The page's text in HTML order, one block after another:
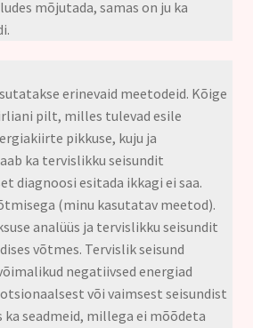
mõjutada, samas on ju ka
erinevaid meetodeid. Kõige
pilt, milles tulevad esile
pikkuse, kuju ja
ka tervislikku seisundit
diagnoosi esitada ikkagi ei saa.
(minu kasutatav meetod).
analüüs ja tervislikku seisundit
võtmes. Tervislik seisund
negatiivsed energiad
või vaimsest seisundist
seadmeid, millega ei mõõdeta